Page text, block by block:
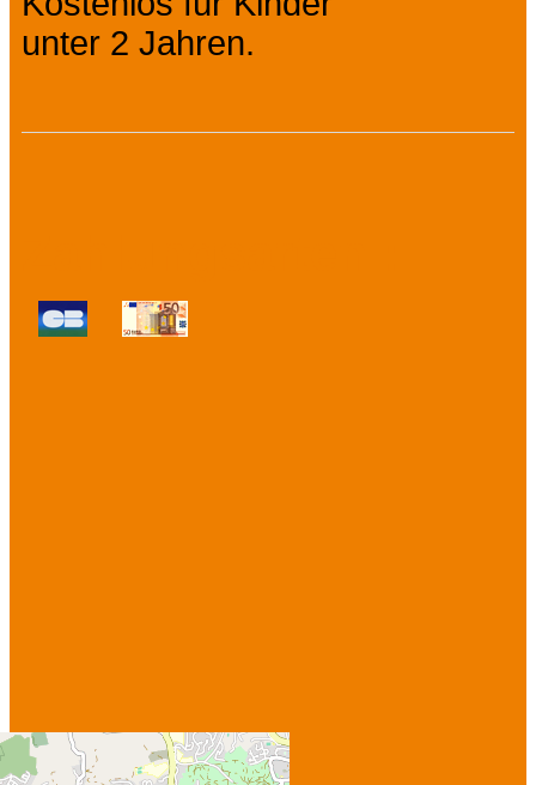
unter 2 Jahren.